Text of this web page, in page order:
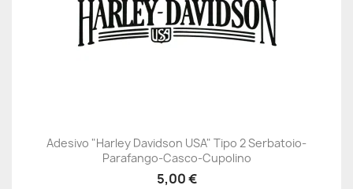
Adesivo "Harley Davidson USA" Tipo 2 Serbatoio-
Parafango-Casco-Cupolino
5,00 €